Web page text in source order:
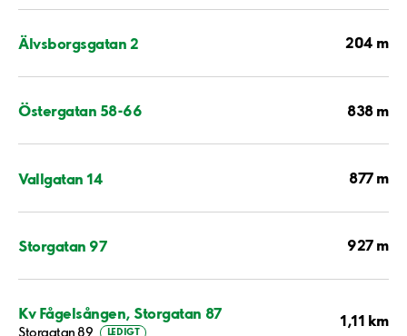
Älvsborgsgatan 2 204 m
Östergatan 58-66 838 m
Vallgatan 14 877 m
Storgatan 97 927 m
Kv Fågelsången, Storgatan 87
Storgatan 89 LEDIGT
1,11 km